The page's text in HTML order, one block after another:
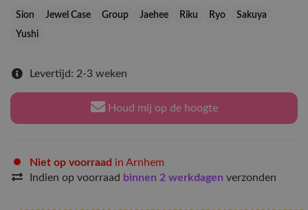
Sion Jewel Case Group Jaehee Riku Ryo
Sakuya
Yushi
Levertijd: 2-3 weken
Houd mij op de hoogte
Niet op voorraad in Arnhem
Indien op voorraad binnen 2 werkdagen verzonden